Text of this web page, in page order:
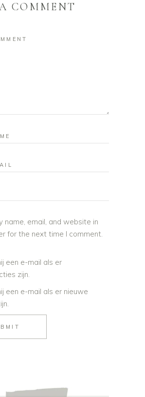
COMMENT
name, email, and website in
for the next time I comment.
een e-mail als er
zijn.
een e-mail als er nieuwe